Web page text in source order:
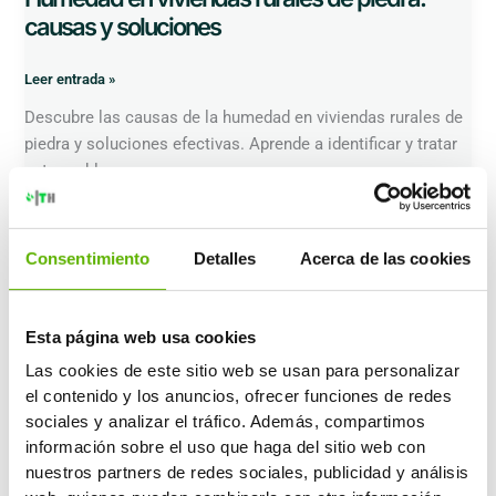
Consentimiento Detalles Acerca de las cookies
Esta página web usa cookies
Las cookies de este sitio web se usan para personalizar
el contenido y los anuncios, ofrecer funciones de redes
sociales y analizar el tráfico. Además, compartimos
información sobre el uso que haga del sitio web con
nuestros partners de redes sociales, publicidad y análisis
causas y soluciones
Leer entrada »
Descubre las causas de la humedad en viviendas rurales de
piedra y soluciones efectivas. Aprende a identificar y tratar
este problema.
Qué
provoca
humedad
medianera:
y
soluciones